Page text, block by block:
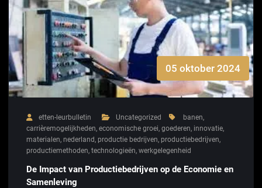
05 oktober 2024
etten-leurbulletin Uncategorized banen,
carrièremogelijkheden, economische groei, goederen, innovatie,
materialen, nederland, productie bedrijven, productiebedrijven,
productiemethoden, technologieën, werkgelegenheid
De Impact van Productiebedrijven op de Economie en
Samenleving